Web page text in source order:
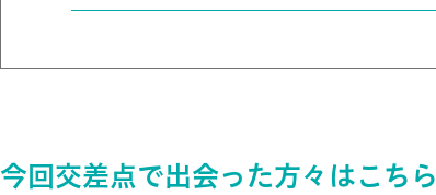
今回交差点で出会った方々はこちら